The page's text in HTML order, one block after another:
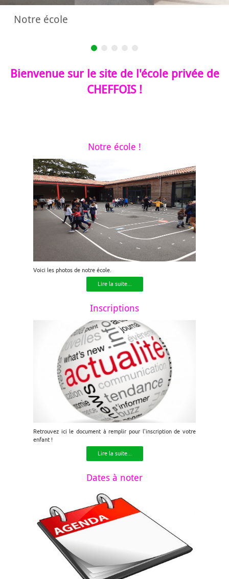
Notre école
Bienvenue sur le site de l'école privée de
CHEFFOIS !
Notre école !
Voici les photos de notre école.
Lire la suite...
Inscriptions
Retrouvez ici le document à remplir pour l'inscription de votre
enfant !
Lire la suite...
Dates à noter